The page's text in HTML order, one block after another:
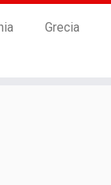
Grecia